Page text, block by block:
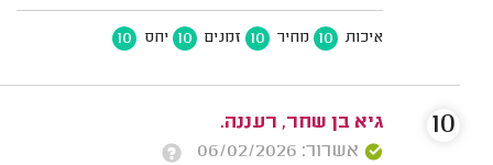
איכות 10 מחיר 10 זמנים 10 יחס 10
גיא בן שחר, רעננה.
אשרור: 06/02/2026
10